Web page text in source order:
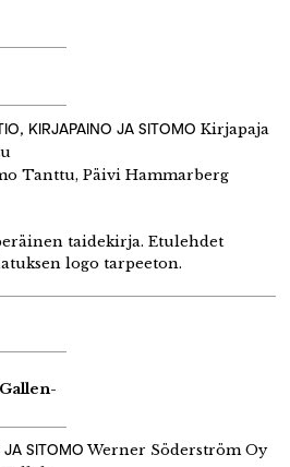
KIRJAPAINO JA SITOMO Kirjapaja
Tanttu, Päivi Hammarberg
taidekirja. Etulehdet
logo tarpeeton.
JA SITOMOWerner Söderström Oy